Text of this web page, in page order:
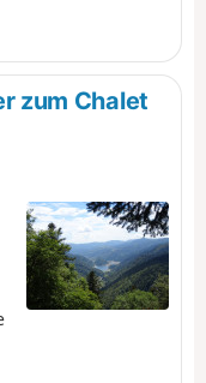
zum Chalet